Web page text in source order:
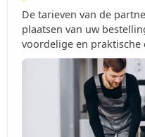
De tarieven van de
plaatsen van uw
voordelige en praktische